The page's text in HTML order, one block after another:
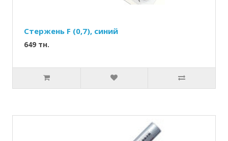
Стержень F (0,7), синий
649 тн.